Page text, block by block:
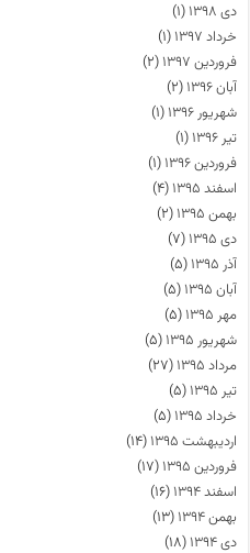
دی ۱۳۹۸
(۱)
خرداد ۱۳۹۷
(۱)
فروردین ۱۳۹۷
(۲)
آبان ۱۳۹۶
(۲)
شهریور ۱۳۹۶
(۱)
تیر ۱۳۹۶
(۱)
فروردین ۱۳۹۶
(۱)
اسفند ۱۳۹۵
(۴)
بهمن ۱۳۹۵
(۲)
دی ۱۳۹۵
(۷)
آذر ۱۳۹۵
(۵)
آبان ۱۳۹۵
(۵)
مهر ۱۳۹۵
(۵)
شهریور ۱۳۹۵
(۵)
مرداد ۱۳۹۵
(۲۷)
تیر ۱۳۹۵
(۵)
خرداد ۱۳۹۵
(۵)
اردیبهشت ۱۳۹۵
(۱۴)
فروردین ۱۳۹۵
(۱۷)
اسفند ۱۳۹۴
(۱۶)
بهمن ۱۳۹۴
(۱۳)
دی ۱۳۹۴
(۱۸)